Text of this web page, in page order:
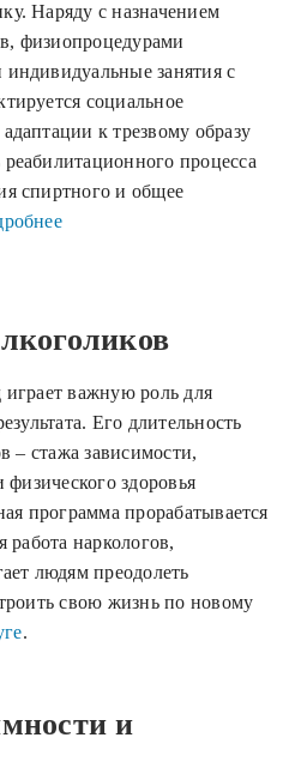
Наряду с назначением
физиопроцедурами
занятия с
социальное
к трезвому образу
процесса
спиртного и общее
важную роль для
Его длительность
– стажа зависимости,
здоровья
программа прорабатывается
работа наркологов,
людям преодолеть
свою жизнь по новому
.
и